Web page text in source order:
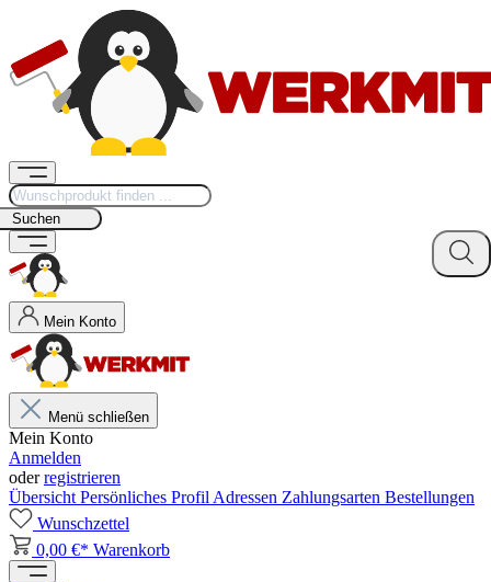
Suchen
Mein Konto
Menü schließen
Mein Konto
Anmelden
oderregistrieren
Übersicht Persönliches Profil Adressen Zahlungsarten Bestellungen
Wunschzettel
0,00 €* Warenkorb